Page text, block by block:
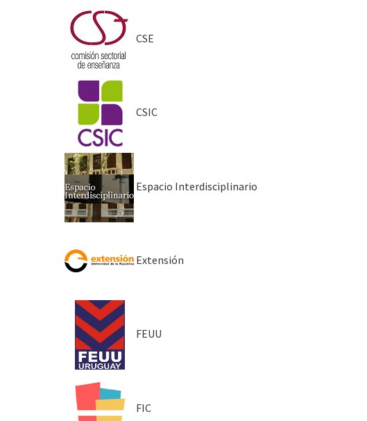
CSE
CSIC
Espacio Interdisciplinario
Extensión
FEUU
FIC